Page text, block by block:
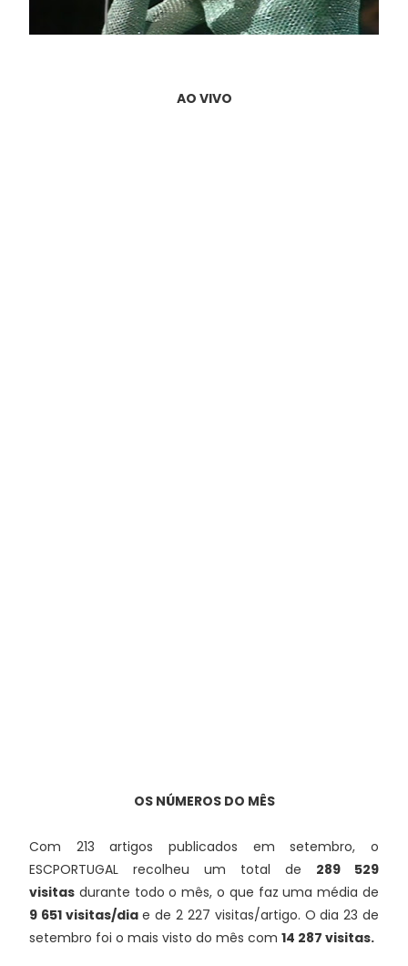
AO VIVO
OS NÚMEROS DO MÊS
Com 213 artigos publicados em setembro, o
ESCPORTUGAL recolheu um total de 289 529
visitas durante todo o mês, o que faz uma média de
9 651 visitas/diae de 2 227 visitas/artigo. O dia 23 de
setembro foi o mais visto do mês com 14 287 visitas.